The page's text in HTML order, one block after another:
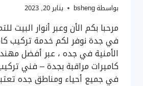
بواسطةbsheng يناير 20, 2023
مرحبا بكم الأن وعبر أنوار البيت
في جدة نوفر لكم خدمة تركيب
الأمنية في جده ، عبر أفضل
كاميرات مراقبة بجدة – فني
في جميع أحياء ومناطق جده